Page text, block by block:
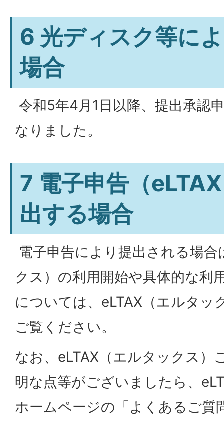
6 光ディスク等に
場合
令和5年4月1日以降、提出承認
なりました。
7 電子申告（
出する場合
電子申告により提出される場
クス）の利用開始や具体的な利
については、eLTAX（エルタッ
ご覧ください。
なお、eLTAX（エルタックス）
明な点等がございましたら、
ホームページの「よくあるご質